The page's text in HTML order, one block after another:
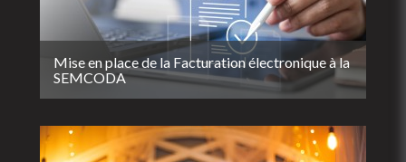
Mise en place de la Facturation électronique à la
SEMCODA